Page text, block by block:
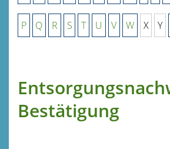
P Q R S T U V W X Y
Bestätigung